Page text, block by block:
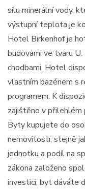
sílu minerální vody,
výstupní teplota je
Hotel Birkenhof je
budovami ve tvaru
chodbami. Hotel
vlastním bazénem s
programem. K
zajištěno v přilehlém
Byty kupujete do
nemovitostí, stejně
jednotku a podíl na
zákona založeno
investici, byt dáváte